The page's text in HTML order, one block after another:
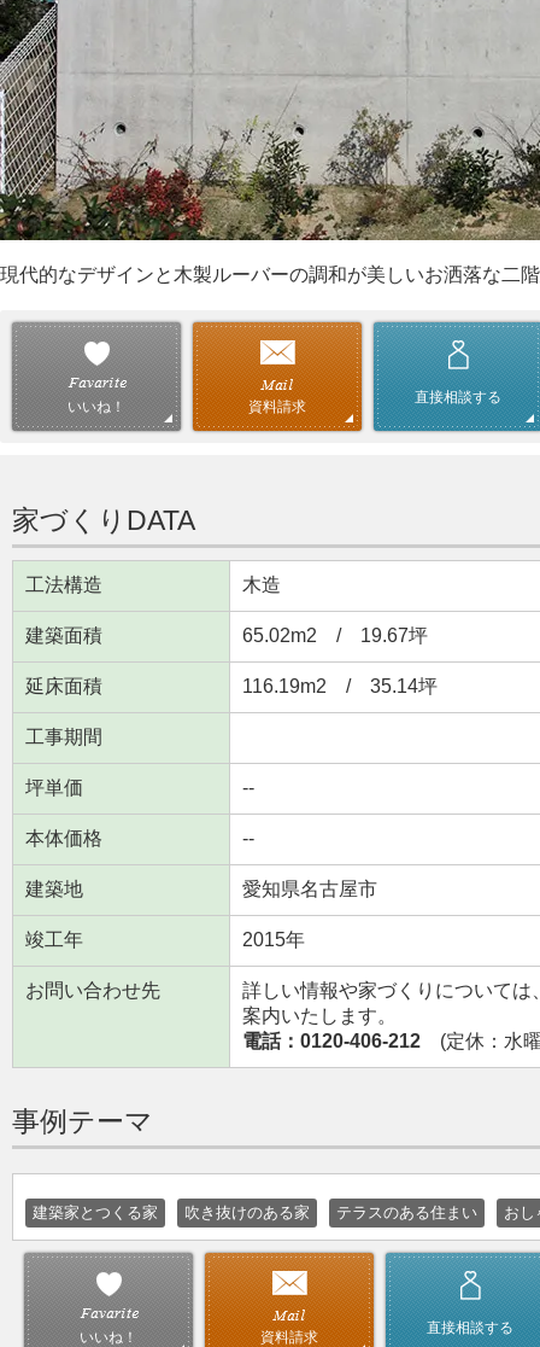
現代的なデザインと木製ルーバーの調和が美しいお洒落な二
いいね！ 資料請求
直接相談する
家づくりDATA
工法構造 木造
建築面積 65.02m2 / 19.67坪
延床面積 116.19m2 / 35.14坪
工事期間
坪単価 --
本体価格 --
建築地 愛知県名古屋市
竣工年 2015年
お問い合わせ先
詳しい情報や家づくりについて
案内いたします。
電話：0120-406-212 (定休：水
事例テーマ
建築家とつくる家 吹き抜けのある家 テラスのある住まい おし
いいね！ 資料請求
直接相談する